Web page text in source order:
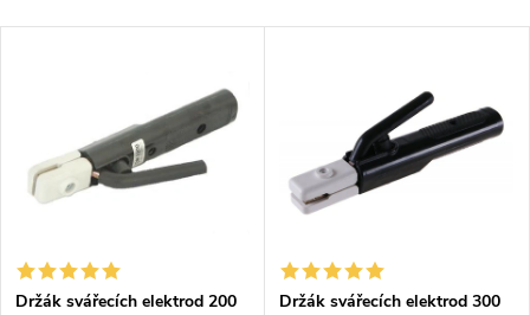
Držák svářecích elektrod 200 Držák svářecích elektrod 300